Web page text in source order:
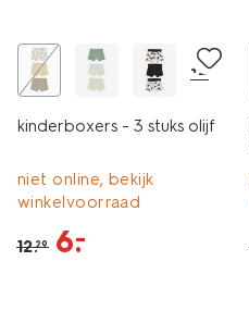
+2
kinderboxers - 3 stuks olijf
niet online, bekijk
winkelvoorraad
12.29 6.
–